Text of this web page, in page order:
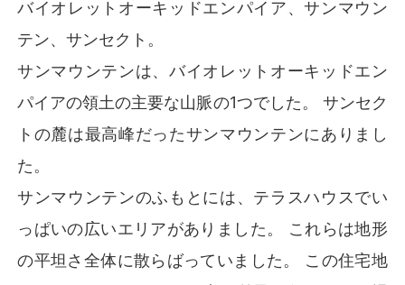
バイオレットオーキッドエンパイア、サンマウン
テン、サンセクト。
サンマウンテンは、バイオレットオーキッドエン
パイアの領土の主要な山脈の1つでした。 サンセク
トの麓は最高峰だったサンマウンテンにありまし
た。
サンマウンテンのふもとには、テラスハウスでい
っぱいの広いエリアがありました。 これらは地形
の平坦さ全体に散らばっていました。 この住宅地